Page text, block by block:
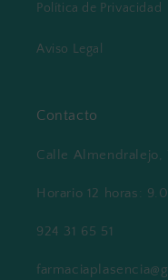
Política de Privacidad
Aviso Legal
Contacto
Calle Almendralejo,
Horario 12 horas:
924 31 65 51